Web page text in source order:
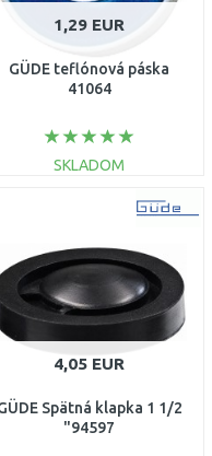
1,29 EUR
GÜDE teflónová páska
41064
SKLADOM
DO KOŠÍKA
Porovnať
4,05 EUR
Spätná klapka 1 1/2
"94597